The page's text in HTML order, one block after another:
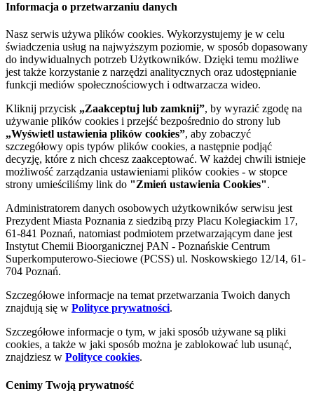
Informacja o przetwarzaniu danych
Nasz serwis używa plików cookies. Wykorzystujemy je w celu
świadczenia usług na najwyższym poziomie, w sposób dopasowany
do indywidualnych potrzeb Użytkowników. Dzięki temu możliwe
jest także korzystanie z narzędzi analitycznych oraz udostępnianie
funkcji mediów społecznościowych i odtwarzacza wideo.
Kliknij przycisk „Zaakceptuj lub zamknij”, by wyrazić zgodę na
używanie plików cookies i przejść bezpośrednio do strony lub
„Wyświetl ustawienia plików cookies”, aby zobaczyć
szczegółowy opis typów plików cookies, a następnie podjąć
decyzję, które z nich chcesz zaakceptować. W każdej chwili istnieje
możliwość zarządzania ustawieniami plików cookies - w stopce
strony umieściliśmy link do "Zmień ustawienia Cookies".
Administratorem danych osobowych użytkowników serwisu jest
Prezydent Miasta Poznania z siedzibą przy Placu Kolegiackim 17,
61-841 Poznań, natomiast podmiotem przetwarzającym dane jest
Instytut Chemii Bioorganicznej PAN - Poznańskie Centrum
Superkomputerowo-Sieciowe (PCSS) ul. Noskowskiego 12/14, 61-
704 Poznań.
Szczegółowe informacje na temat przetwarzania Twoich danych
znajdują się w Polityce prywatności.
Szczegółowe informacje o tym, w jaki sposób używane są pliki
cookies, a także w jaki sposób można je zablokować lub usunąć,
znajdziesz w Polityce cookies.
Cenimy Twoją prywatność